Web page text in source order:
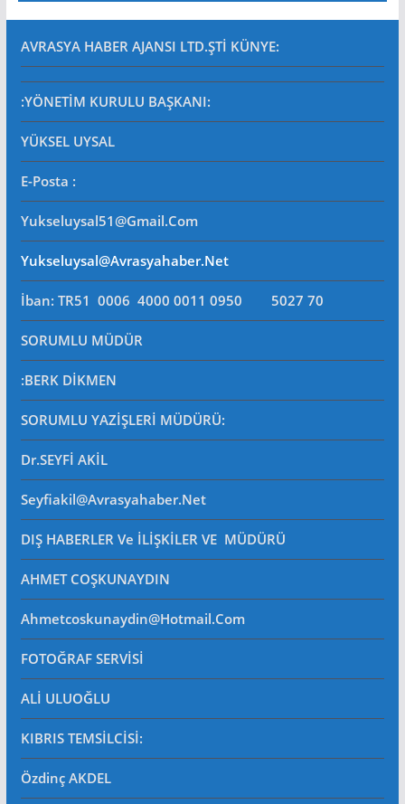
AVRASYA HABER AJANSI LTD.ŞTİ KÜNYE:
:YÖNETİM KURULU BAŞKANI:
YÜKSEL UYSAL
E-Posta :
Yukseluysal51@gmail.com
Yukseluysal@avrasyahaber.net
İban: TR51 0006 4000 0011 0950 5027 70
SORUMLU MÜDÜR
:BERK DİKMEN
SORUMLU YAZİŞLERİ MÜDÜRÜ:
Dr.SEYFİ AKİL
Seyfiakil@avrasyahaber.net
DIŞ HABERLER Ve İLİŞKİLER VE MÜDÜRÜ
AHMET COŞKUNAYDIN
Ahmetcoskunaydin@hotmail.com
FOTOĞRAF SERVİSİ
ALİ ULUOĞLU
KIBRIS TEMSİLCİSİ:
Özdinç AKDEL